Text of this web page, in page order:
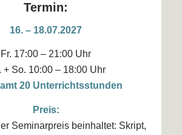
Termin:
16. – 18.07.2027
Fr. 17:00 – 21:00 Uhr
+ So. 10:00 – 18:00 Uhr
20 Unterrichtsstunden
Preis:
Seminarpreis beinhaltet: Skript,